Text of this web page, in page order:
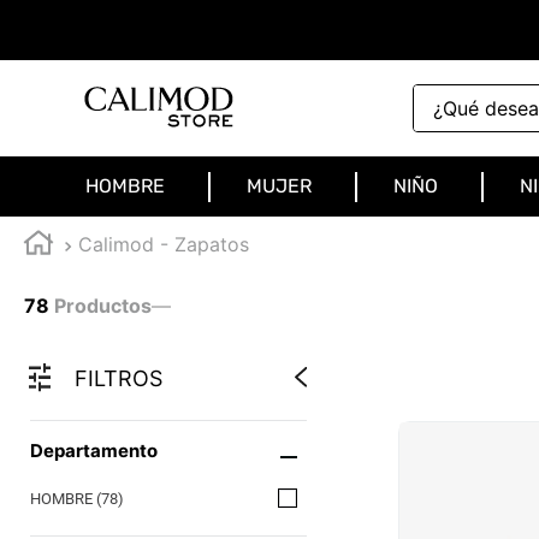
¿Qué deseas
HOMBRE MUJER NIÑO
Calimod - Zapatos
78 Productos—
FILTROS
Departamento
HOMBRE (78)